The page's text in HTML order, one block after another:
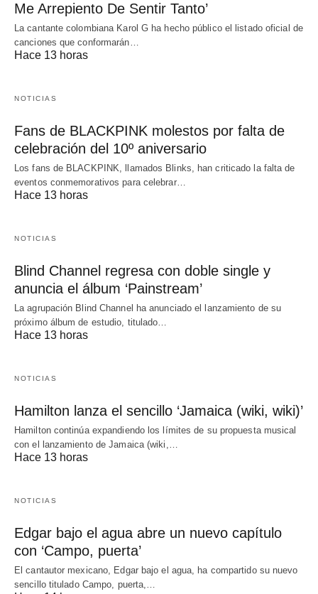
Me Arrepiento De Sentir Tanto’
La cantante colombiana Karol G ha hecho público el listado oficial de
canciones que conformarán…
Hace 13 horas
NOTICIAS
Fans de BLACKPINK molestos por falta de
celebración del 10º aniversario
Los fans de BLACKPINK, llamados Blinks, han criticado la falta de
eventos conmemorativos para celebrar…
Hace 13 horas
NOTICIAS
Blind Channel regresa con doble single y
anuncia el álbum ‘Painstream’
La agrupación Blind Channel ha anunciado el lanzamiento de su
próximo álbum de estudio, titulado…
Hace 13 horas
NOTICIAS
Hamilton lanza el sencillo ‘Jamaica (wiki, wiki)’
Hamilton continúa expandiendo los límites de su propuesta musical
con el lanzamiento de Jamaica (wiki,…
Hace 13 horas
NOTICIAS
Edgar bajo el agua abre un nuevo capítulo
con ‘Campo, puerta’
El cantautor mexicano, Edgar bajo el agua, ha compartido su nuevo
sencillo titulado Campo, puerta,…